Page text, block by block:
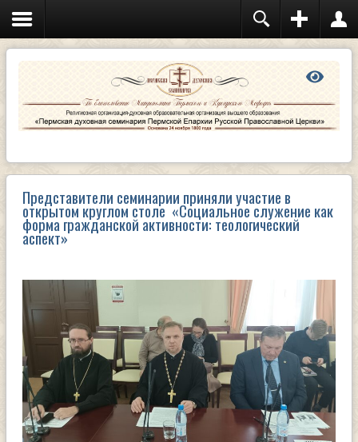
Иконописное отделение
АБИТУРИЕНТУ: как поступить учиться на
иконописное отделение?
Отделение дополнительного религиозного
Заочный сектор
Курсы повышения квалификации
священнослужителей
Клуб «Воскресение»
Библиотека
Электронный каталог библиотеки семинарии
Представители семинарии приняли участие в
открытом круглом столе «Социальное служение как
форма гражданской активности: теологический
аспект»